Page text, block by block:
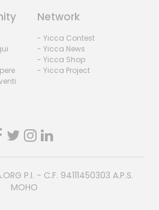
Network
- Yicca Contest
- Yicca News
- Yicca Shop
- Yicca Project
P.I. - C.F. 94111450303 A.P.S.
MOHO